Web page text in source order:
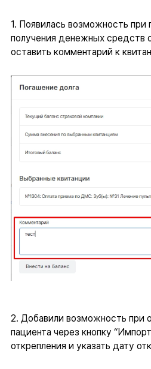
1. Появилась возможность при
получения денежных средств
оставить комментарий к
2. Добавили возможность при
пациента через кнопку
открепления и указать дату